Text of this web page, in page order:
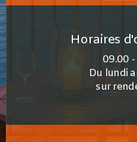
Horaires
09.00
Du lundi
sur